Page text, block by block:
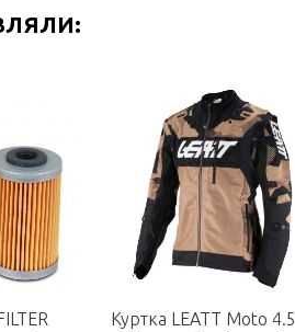
Куртка LEATT Moto 4.5